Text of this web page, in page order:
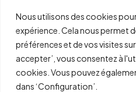
Nous utilisons des cookies
expérience. Cela nous permet
préférences et de vos visites
accepter’, vous consentez à
cookies. Vous pouvez
dans ‘Configuration’.
StruBIM
StruBIM Shear
StruBIM Steel
Vérification et analyse